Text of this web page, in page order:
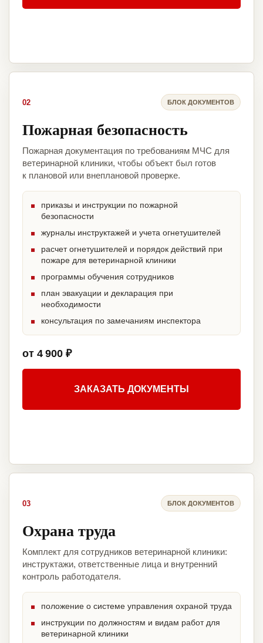
02 БЛОК ДОКУМЕНТОВ
Пожарная безопасность
Пожарная документация по требованиям МЧС для
ветеринарной клиники, чтобы объект был готов
к плановой или внеплановой проверке.
приказы и инструкции по пожарной
безопасности
журналы инструктажей и учета огнетушителей
расчет огнетушителей и порядок действий при
пожаре для ветеринарной клиники
программы обучения сотрудников
план эвакуации и декларация при
необходимости
консультация по замечаниям инспектора
от 4 900 ₽
ЗАКАЗАТЬ ДОКУМЕНТЫ
03 БЛОК ДОКУМЕНТОВ
Охрана труда
Комплект для сотрудников ветеринарной клиники:
инструктажи, ответственные лица и внутренний
контроль работодателя.
положение о системе управления охраной труда
инструкции по должностям и видам работ для
ветеринарной клиники